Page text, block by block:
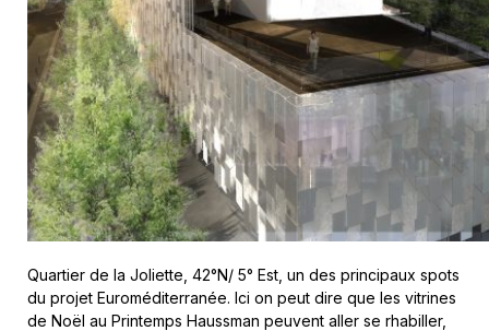
Quartier de la Joliette, 42°N/ 5° Est, un des principaux spots
du projet Euroméditerranée. Ici on peut dire que les vitrines
de Noël au Printemps Haussman peuvent aller se rhabiller,